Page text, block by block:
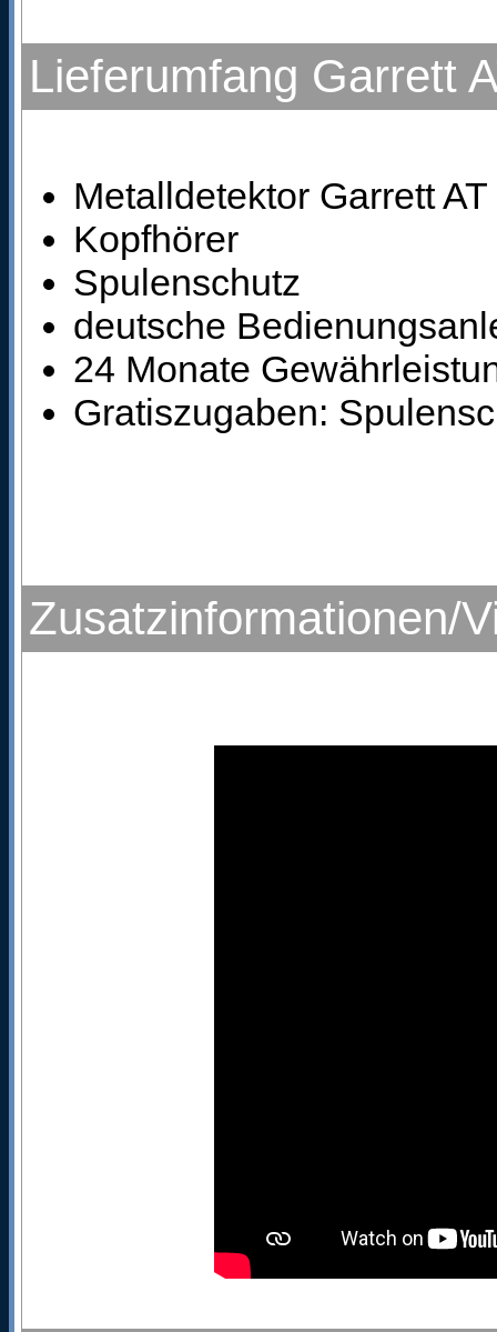
Lieferumfang Garrett
Metalldetektor Garrett
Kopfhörer
Spulenschutz
deutsche
24 Monate
Gratiszugaben:
Zusatzinformationen/